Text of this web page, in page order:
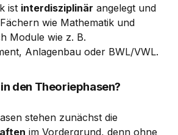
ist interdisziplinär angelegt und
wie Mathematik und
Module wie z. B.
Anlagenbau oder BWL/VWL.
den Theoriephasen?
stehen zunächst die
im Vordergrund, denn ohne